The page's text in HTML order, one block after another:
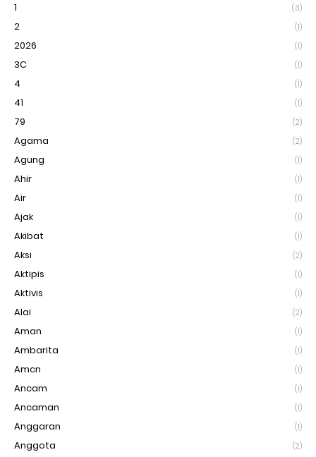
1 (3)
2 (1)
2026 (1)
3C (1)
4 (1)
41 (1)
79 (2)
Agama (2)
Agung (1)
Ahir (1)
Air (1)
Ajak (1)
Akibat (1)
Aksi (2)
Aktipis (1)
Aktivis (1)
Alai (2)
Aman (1)
Ambarita (1)
Amcn (1)
Ancam (1)
Ancaman (1)
Anggaran (1)
Anggota (2)